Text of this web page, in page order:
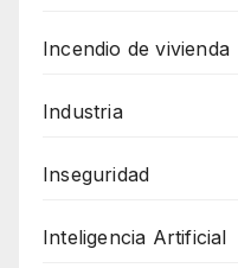
Incendio de vivienda
Industria
Inseguridad
Inteligencia Artificial